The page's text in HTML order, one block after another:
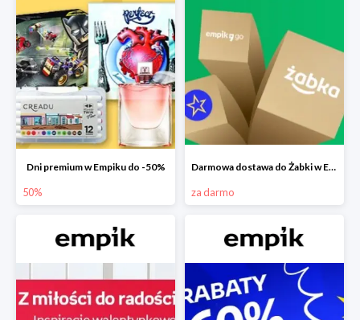
Dni premium w Empiku do -50%
50%
Darmowa dostawa do Żabki w Empiku
za darmo